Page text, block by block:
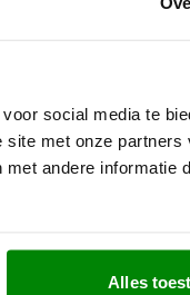
social media te
site met onze partners
andere informatie
Alles
en je weet precies
worden.